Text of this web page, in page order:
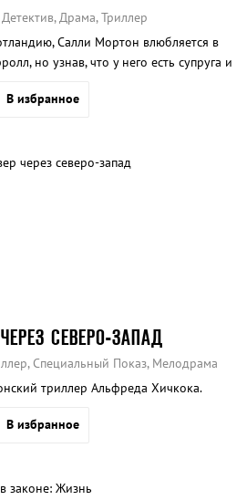
Драма, Триллер
Салли Мортон влюбляется в
но узнав, что у него есть супруга и
В избранное
СЕВЕРО-ЗАПАД
Специальный Показ, Мелодрама
триллер Альфреда Хичкока.
В избранное